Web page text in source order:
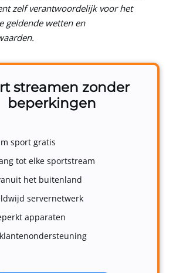
zelf verantwoordelijk voor het
geldende wetten en
streamen zonder
beperkingen
sport gratis
tot elke sportstream
het buitenland
servernetwerk
apparaten